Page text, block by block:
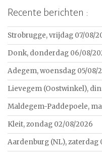
Recente berichten :
Strobrugge, vrijdag 07/08/
Donk, donderdag 06/08/
Adegem, woensdag 05/08/
Lievegem (Oostwinkel),
Maldegem-Paddepoele,
Kleit, zondag 02/08/2026
Aardenburg (NL), zaterdag